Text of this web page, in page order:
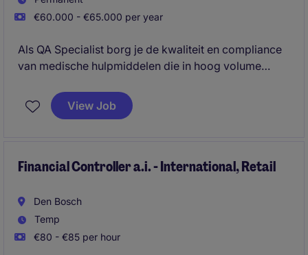
€60.000 - €65.000 per year
Als QA Specialist borg je de kwaliteit en compliance
van medische hulpmiddelen die in hoog volume
QA‑aanspreekpunt op locatie en bewaakt dat
processen, documentatie en vrijgiftes voldoen aan
View Job
Financial Controller a.i. - International, Retail
Den Bosch
Temp
€80 - €85 per hour